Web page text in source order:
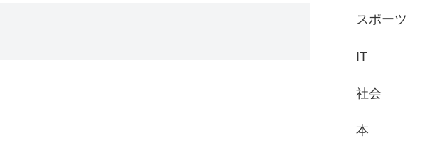
スポーツ
IT
社会
本